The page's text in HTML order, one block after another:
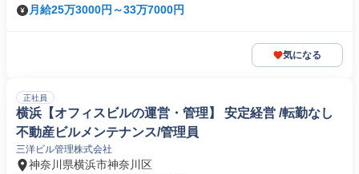
月給25万3000円～33万7000円
気になる
正社員
横浜【オフィスビルの運営・管理】 安定経営 /転勤なし
不動産ビルメンテナンス/管理員
三洋ビル管理株式会社
神奈川県横浜市神奈川区